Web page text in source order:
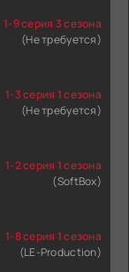
1-9 серия 3 сезона
(Не требуется)
1-3 серия 1 сезона
(Не требуется)
1-2 серия 1 сезона
(SoftBox)
1-8 серия 1 сезона
(LE-Production)